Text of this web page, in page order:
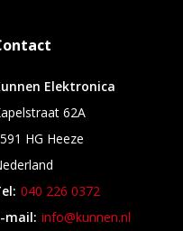
Elektronica
62A
HG Heeze
040 226 0372
mail: info@kunnen.nl